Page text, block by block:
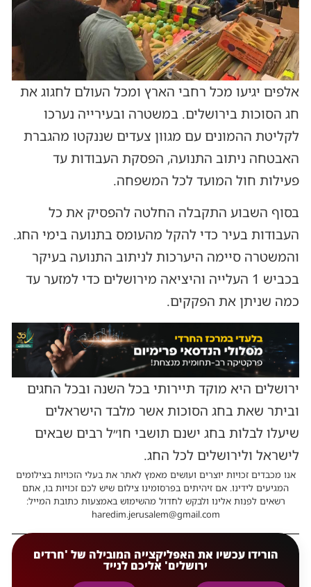
אלפים יגיעו מכל רחבי הארץ ומכל העולם לחגוג את
חג הסוכות בירושלים. במשטרה ובעירייה נערכו
לקליטת ההמונים עם מגוון צעדים שננקטו מהגברת
האבטחה ניתוב התנועה, הפסקת העבודות עד
פעילות חול המועד לכל המשפחה.
בסוף השבוע התקבלה החלטה להפסיק את כל
העבודות בעיר כדי להקל מהעומס בתנועה בימי החג.
והמשטרה סיימה היערכות לניתוב התנועה בעיקר
בכביש 1 העלייה והיציאה מירושלים כדי למזער עד
כמה שניתן את הפקקים.
ירושלים היא מוקד תיירותי בכל השנה ובכל החגים
וביתר שאת בחג הסוכות אשר מלבד הישראלים
שיעלו לבלות בחג ישנם תושבי חו״ל רבים שבאים
לישראל ולירושלים לכל החג.
אנו מכבדים זכויות יוצרים ועושים מאמץ לאתר את בעלי הזכויות בצילומים
המגיעים לידינו. אם זיהיתים בפרסומינו צילום שיש לכם זכויות בו, אתם
רשאים לפנות אלינו ולבקש לחדול מהשימוש באמצעות כתובת המייל:
haredim.jerusalem@gmail.com
הורידו עכשיו את האפליקצייה המובילה של 'חרדים
ירושלים' אליכם לנייד